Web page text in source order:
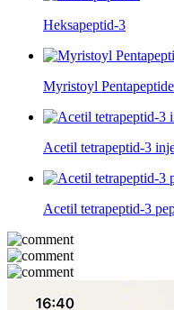
Heksapeptid-3
Myristoyl
Acetil tetrapeptid-3
Acetil tetrapeptid-3